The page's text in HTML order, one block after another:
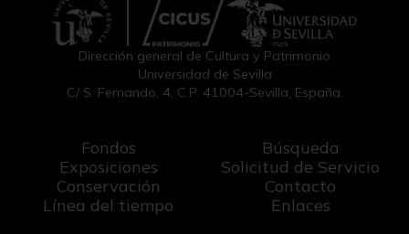
Dirección general de Cultura y Patrimonio
Universidad de Sevilla
C/ S. Fernando, 4, C.P. 41004-Sevilla, España.
Fondos
Exposiciones
Conservación
Línea del tiempo
Búsqueda
Solicitud de Servicio
Contacto
Enlaces